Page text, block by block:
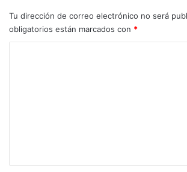
Tu dirección de correo electrónico no será
obligatorios están marcados con *